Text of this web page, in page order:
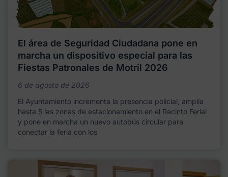
El área de Seguridad Ciudadana pone en
marcha un dispositivo especial para las
Fiestas Patronales de Motril 2026
6 de agosto de 2026
El Ayuntamiento incrementa la presencia policial, amplía
hasta 5 las zonas de estacionamiento en el Recinto Ferial
y pone en marcha un nuevo autobús circular para
conectar la feria con los